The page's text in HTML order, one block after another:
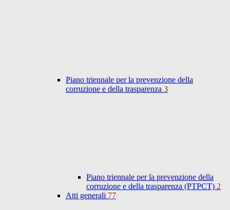
Piano triennale per la prevenzione della
corruzione e della trasparenza 3
Piano triennale per la prevenzione della
corruzione e della trasparenza (PTPCT) 2
Atti generali 77